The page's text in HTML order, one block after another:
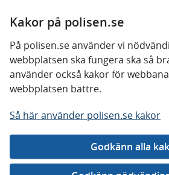
Kakor på polisen.se
På polisen.se använder vi
webbplatsen ska fungera ska så
använder också kakor för
webbplatsen bättre.
Så här använder polisen.se kakor